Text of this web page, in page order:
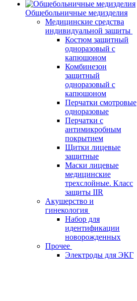
Общебольничные медизделия
Медицинские средства
индивидуальной защиты
Костюм защитный
одноразовый с
капюшоном
Комбинезон
защитный
одноразовый с
капюшоном
Перчатки смотровые
одноразовые
Перчатки с
антимикробным
покрытием
Щитки лицевые
защитные
Маски лицевые
медицинские
трехслойные. Класс
защиты IIR
Акушерство и
гинекология
Набор для
идентификации
новорожденных
Прочее
Электроды для ЭКГ